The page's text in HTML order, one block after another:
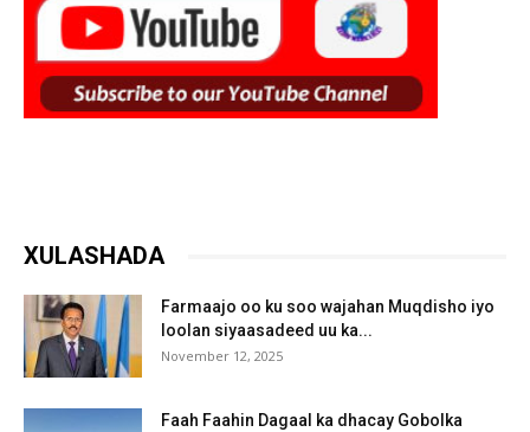
XULASHADA
Farmaajo oo ku soo wajahan Muqdisho iyo
loolan siyaasadeed uu ka...
November 12, 2025
Faah Faahin Dagaal ka dhacay Gobolka